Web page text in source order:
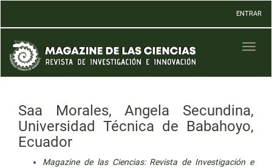
Contenido
principal
Barra
lateral
ENTRAR
Saa Morales, Angela Secundina,
Universidad Técnica de Babahoyo,
Ecuador
Magazine de las Ciencias: Revista de Investigación e